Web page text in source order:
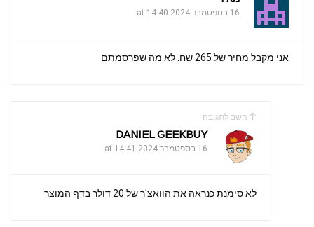
16 בספטמבר 2024 at 14:40
אני מקבל מחיר של 265 שח. לא מה שפרסמתם
השב לתגובה
DANIEL GEEKBUY
16 בספטמבר 2024 at 14:41
לא סימנת כנראה את הוואצ'ר של 20 דולר בדף המוצר